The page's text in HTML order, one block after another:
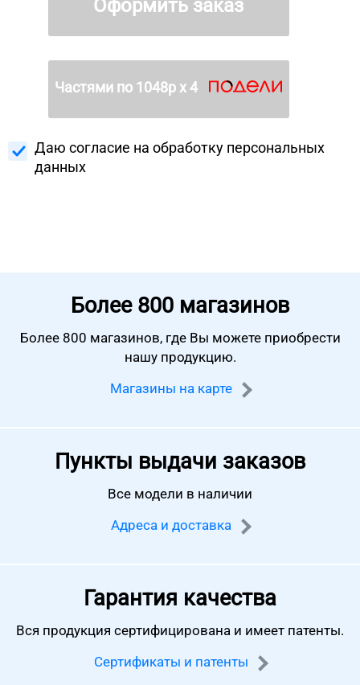
Оформить заказ
Частями по 1048р х 4
Даю согласие на обработку персональных
данных
Более 800 магазинов
Более 800 магазинов, где Вы можете приобрести
нашу продукцию.
Магазины на карте
Пункты выдачи заказов
Все модели в наличии
Адреса и доставка
Гарантия качества
Вся продукция сертифицирована и имеет патенты.
Сертификаты и патенты